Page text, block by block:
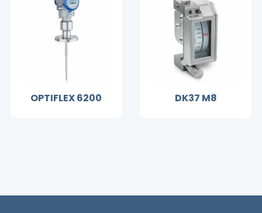
OPTIFLEX 6200 DK37 M8